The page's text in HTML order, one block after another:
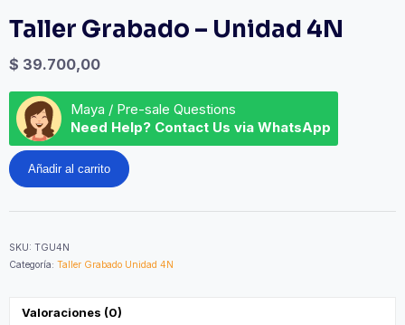
Taller Grabado – Unidad 4N
$ 39.700,00
Maya / Pre-sale Questions
Need Help? Contact Us via WhatsApp
Taller
Grabado
Unidad
cantidad
Añadir al carrito
SKU: TGU4N
Categoría: Taller Grabado Unidad 4N
Valoraciones (0)